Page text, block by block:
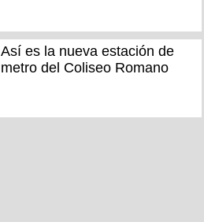
Así es la nueva estación de
metro del Coliseo Romano